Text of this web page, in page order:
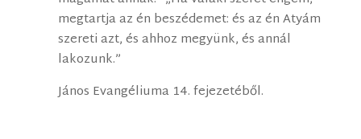
megtartja az én beszédemet: és az én Atyám
szereti azt, és ahhoz megyünk, és annál
lakozunk.”
János Evangéliuma 14. fejezetéből.